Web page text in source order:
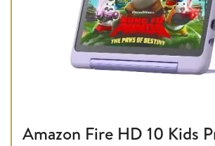
Amazon Fire HD 10 Kids